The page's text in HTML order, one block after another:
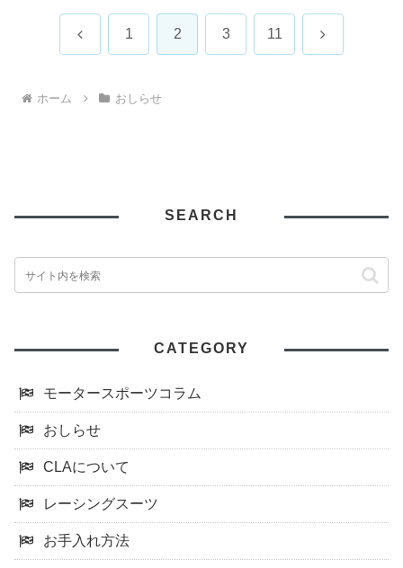
前 1 2 3 11 次
ホーム おしらせ
SEARCH
CATEGORY
モータースポーツコラム
おしらせ
CLAについて
レーシングスーツ
お手入れ方法